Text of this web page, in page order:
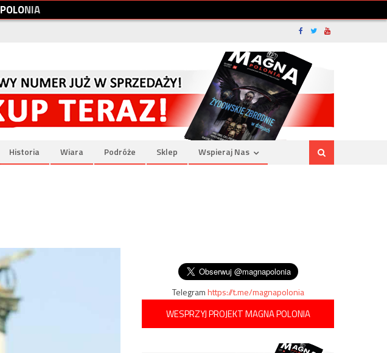
POLONIA
Historia Wiara Podróże Sklep Wspieraj Nas
Telegramhttps://t.me/magnapolonia
WESPRZYJ PROJEKT MAGNA POLONIA